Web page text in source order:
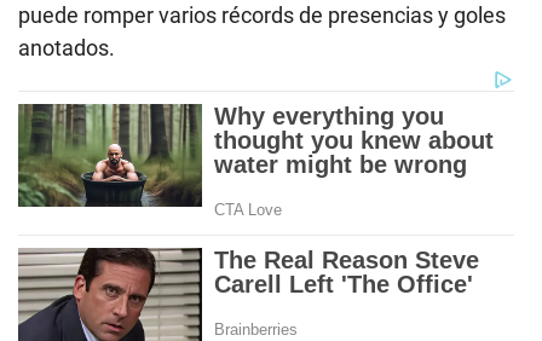
puede romper varios récords de presencias y goles
anotados.